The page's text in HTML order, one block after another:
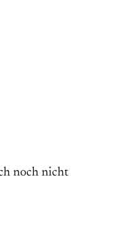
noch nicht